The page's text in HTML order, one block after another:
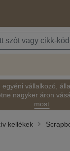
egyéni vállalkozó,
nagyker áron
most
kellékek